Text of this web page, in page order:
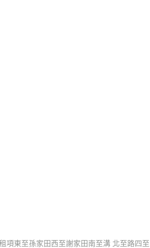
項東至孫家田西至謝家田南至溝 北至路四至